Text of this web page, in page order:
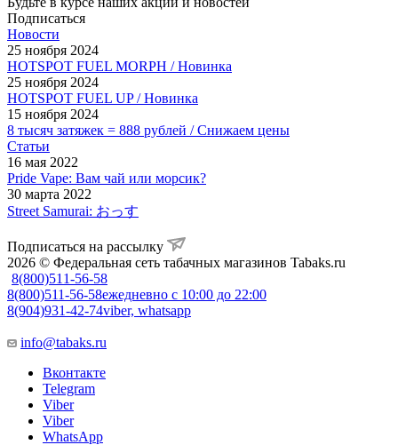
Подписаться
Новости
25 ноября 2024
HOTSPOT FUEL MORPH / Новинка
25 ноября 2024
HOTSPOT FUEL UP / Новинка
15 ноября 2024
8 тысяч затяжек = 888 рублей / Снижаем цены
Статьи
16 мая 2022
Pride Vape: Вам чай или морсик?
30 марта 2022
Street Samurai: おっす
Подписаться на рассылку
2026 © Федеральная сеть табачных магазинов Tabaks.ru
8(800)511-56-58
8(800)511-56-58ежедневно с 10:00 до 22:00
8(904)931-42-74viber, whatsapp
info@tabaks.ru
Вконтакте
Telegram
Viber
Viber
WhatsApp